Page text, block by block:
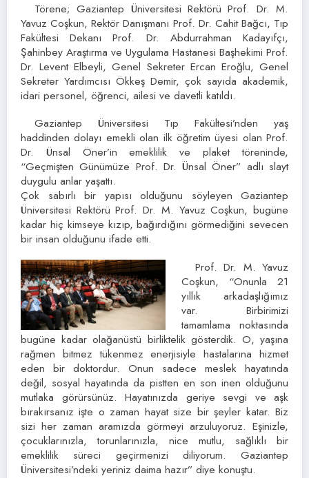
Törene; Gaziantep Üniversitesi Rektörü Prof. Dr. M.
Yavuz Coşkun, Rektör Danışmanı Prof. Dr. Cahit Bağcı, Tıp
Fakültesi Dekanı Prof. Dr. Abdurrahman Kadayıfçı,
Şahinbey Araştırma ve Uygulama Hastanesi Başhekimi Prof.
Dr. Levent Elbeyli, Genel Sekreter Ercan Eroğlu, Genel
Sekreter Yardımcısı Ökkeş Demir, çok sayıda akademik,
idari personel, öğrenci, ailesi ve davetli katıldı.
Gaziantep Üniversitesi Tıp Fakültesi’nden yaş
haddinden dolayı emekli olan ilk öğretim üyesi olan Prof.
Dr. Ünsal Öner’in emeklilik ve plaket töreninde,
“Geçmişten Günümüze Prof. Dr. Ünsal Öner” adlı slayt
duygulu anlar yaşattı.
Çok sabırlı bir yapısı olduğunu söyleyen Gaziantep
Üniversitesi Rektörü Prof. Dr. M. Yavuz Coşkun, bugüne
kadar hiç kimseye kızıp, bağırdığını görmediğini sevecen
bir insan olduğunu ifade etti.
Prof. Dr. M. Yavuz
Coşkun, “Onunla 21
yıllık arkadaşlığımız
var. Birbirimizi
tamamlama noktasında
bugüne kadar olağanüstü birliktelik gösterdik. O, yaşına
rağmen bitmez tükenmez enerjisiyle hastalarına hizmet
eden bir doktordur. Onun sadece meslek hayatında
değil, sosyal hayatında da pistten en son inen olduğunu
mutlaka görürsünüz. Hayatınızda geriye sevgi ve aşk
bırakırsanız işte o zaman hayat size bir şeyler katar. Biz
sizi her zaman aramızda görmeyi arzuluyoruz. Eşinizle,
çocuklarınızla, torunlarınızla, nice mutlu, sağlıklı bir
emeklilik süreci geçirmenizi diliyorum. Gaziantep
Üniversitesi’ndeki yeriniz daima hazır” diye konuştu.